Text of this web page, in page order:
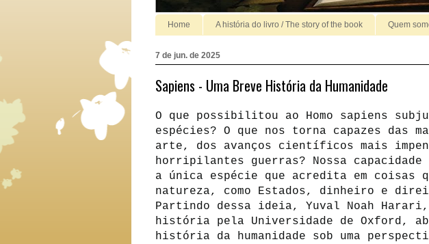
Home A história do livro / The story of the book Quem
7 de jun. de 2025
Sapiens - Uma Breve História da Humanidade
O que possibilitou ao Homo sapiens
espécies? O que nos torna capazes das
arte, dos avanços científicos mais
horripilantes guerras? Nossa capacidade
a única espécie que acredita em coisas
natureza, como Estados, dinheiro e
Partindo dessa ideia, Yuval Noah Harari,
história pela Universidade de Oxford,
história da humanidade sob uma